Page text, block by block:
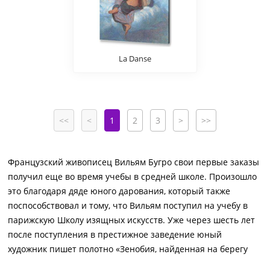
La Danse
<< < 1 2 3 > >>
Французский живописец Вильям Бугро свои первые заказы
получил еще во время учебы в средней школе. Произошло
это благодаря дяде юного дарования, который также
поспособствовал и тому, что Вильям поступил на учебу в
парижскую Школу изящных искусств. Уже через шесть лет
после поступления в престижное заведение юный
художник пишет полотно «Зенобия, найденная на берегу